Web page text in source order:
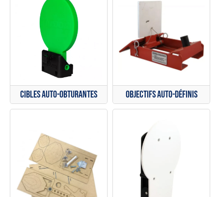
Cibles auto-obturantes Objectifs auto-définis